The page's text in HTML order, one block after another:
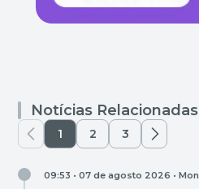
Notícias Relacionadas
1 2 3
09:53 • 07 de agosto 2026 •